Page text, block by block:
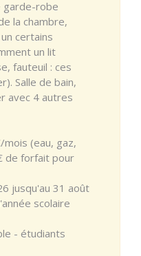
garde-robe
la chambre,
certains
un lit
fauteuil : ces
Salle de bain,
avec 4 autres
(eau, gaz,
de forfait pour
jusqu'au 31 août
scolaire
- étudiants